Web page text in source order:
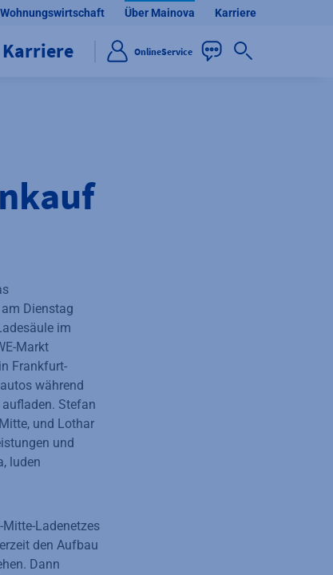
Über Mainova Karriere
Karriere OnlineService
Dienstag
im
Markt
Frankfurt-
während
Stefan
und Lothar
und
luden
Ladenetzes
den Aufbau
Dann